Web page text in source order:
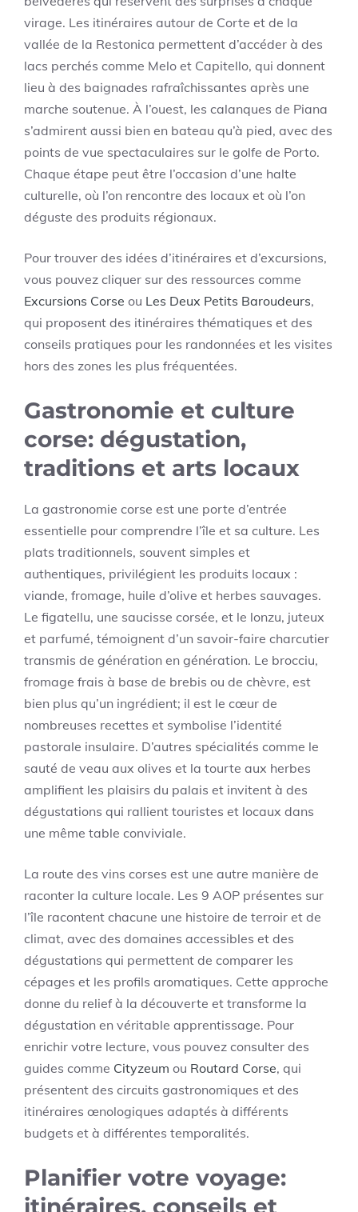
virage. Les itinéraires autour de Corte et de la
vallée de la Restonica permettent d’accéder à des
lacs perchés comme Melo et Capitello, qui donnent
lieu à des baignades rafraîchissantes après une
marche soutenue. À l’ouest, les calanques de Piana
s’admirent aussi bien en bateau qu’à pied, avec des
points de vue spectaculaires sur le golfe de Porto.
Chaque étape peut être l’occasion d’une halte
culturelle, où l’on rencontre des locaux et où l’on
déguste des produits régionaux.
Pour trouver des idées d’itinéraires et d’excursions,
vous pouvez cliquer sur des ressources comme
Excursions Corse ou Les Deux Petits Baroudeurs,
qui proposent des itinéraires thématiques et des
conseils pratiques pour les randonnées et les visites
hors des zones les plus fréquentées.
Gastronomie et culture
corse: dégustation,
traditions et arts locaux
La gastronomie corse est une porte d’entrée
essentielle pour comprendre l’île et sa culture. Les
plats traditionnels, souvent simples et
authentiques, privilégient les produits locaux :
viande, fromage, huile d’olive et herbes sauvages.
Le figatellu, une saucisse corsée, et le lonzu, juteux
et parfumé, témoignent d’un savoir-faire charcutier
transmis de génération en génération. Le brocciu,
fromage frais à base de brebis ou de chèvre, est
bien plus qu’un ingrédient; il est le cœur de
nombreuses recettes et symbolise l’identité
pastorale insulaire. D’autres spécialités comme le
sauté de veau aux olives et la tourte aux herbes
amplifient les plaisirs du palais et invitent à des
dégustations qui rallient touristes et locaux dans
une même table conviviale.
La route des vins corses est une autre manière de
raconter la culture locale. Les 9 AOP présentes sur
l’île racontent chacune une histoire de terroir et de
climat, avec des domaines accessibles et des
dégustations qui permettent de comparer les
cépages et les profils aromatiques. Cette approche
donne du relief à la découverte et transforme la
dégustation en véritable apprentissage. Pour
enrichir votre lecture, vous pouvez consulter des
guides comme Cityzeum ou Routard Corse, qui
présentent des circuits gastronomiques et des
itinéraires œnologiques adaptés à différents
budgets et à différentes temporalités.
Planifier votre voyage:
itinéraires, conseils et